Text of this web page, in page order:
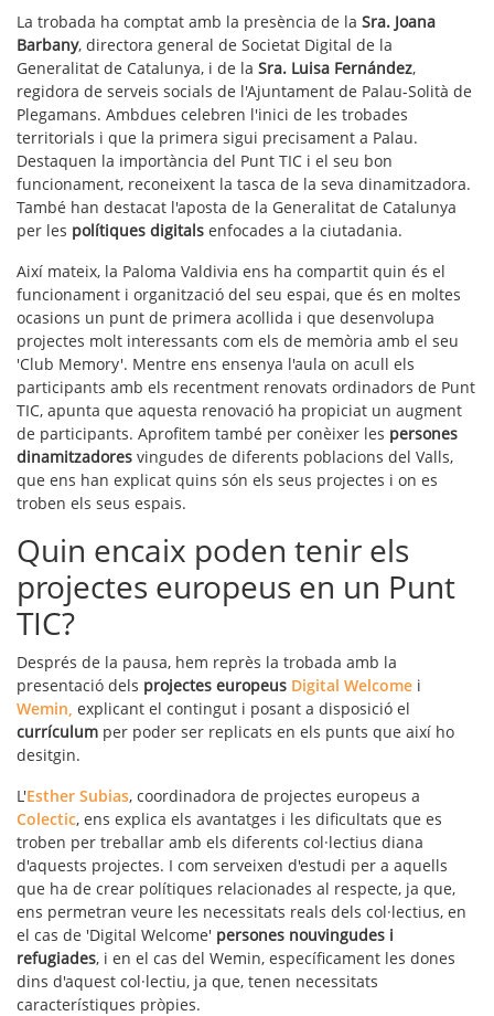
La trobada ha comptat amb la presència de la Sra. Joana
Barbany, directora general de Societat Digital de la
Generalitat de Catalunya, i de la Sra. Luisa Fernández,
regidora de serveis socials de l'Ajuntament de Palau-Solità de
Plegamans. Ambdues celebren l'inici de les trobades
territorials i que la primera sigui precisament a Palau.
Destaquen la importància del Punt TIC i el seu bon
funcionament, reconeixent la tasca de la seva dinamitzadora.
També han destacat l'aposta de la Generalitat de Catalunya
per les polítiques digitals enfocades a la ciutadania.
Així mateix, la Paloma Valdivia ens ha compartit quin és el
funcionament i organització del seu espai, que és en moltes
ocasions un punt de primera acollida i que desenvolupa
projectes molt interessants com els de memòria amb el seu
'Club Memory'. Mentre ens ensenya l'aula on acull els
participants amb els recentment renovats ordinadors de Punt
TIC, apunta que aquesta renovació ha propiciat un augment
de participants. Aprofitem també per conèixer les persones
dinamitzadores vingudes de diferents poblacions del Valls,
que ens han explicat quins són els seus projectes i on es
troben els seus espais.
Quin encaix poden tenir els
projectes europeus en un Punt
TIC?
Després de la pausa, hem reprès la trobada amb la
presentació dels projectes europeus Digital Welcome i
Wemin, explicant el contingut i posant a disposició el
currículum per poder ser replicats en els punts que així ho
desitgin.
L'Esther Subias, coordinadora de projectes europeus a
Colectic, ens explica els avantatges i les dificultats que es
troben per treballar amb els diferents col·lectius diana
d'aquests projectes. I com serveixen d'estudi per a aquells
que ha de crear polítiques relacionades al respecte, ja que,
ens permetran veure les necessitats reals dels col·lectius, en
el cas de 'Digital Welcome' persones nouvingudes i
refugiades, i en el cas del Wemin, específicament les dones
dins d'aquest col·lectiu, ja que, tenen necessitats
característiques pròpies.